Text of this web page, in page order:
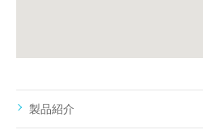
製品紹介